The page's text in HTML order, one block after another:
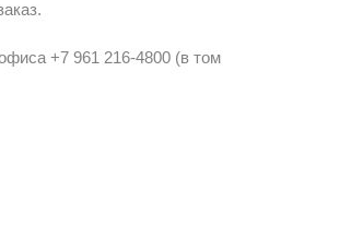
+7 961 216-4800 (в том